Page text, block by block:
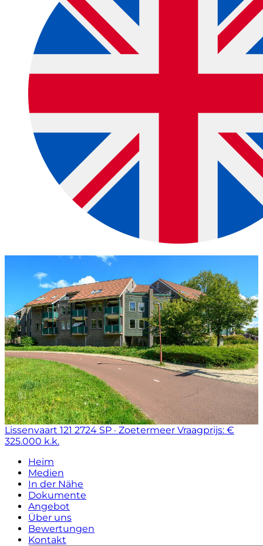
Lissenvaart 121 2724 SP · Zoetermeer Vraagprijs: €
325.000 k.k.
Heim
Medien
In der Nähe
Dokumente
Angebot
Über uns
Bewertungen
Kontakt